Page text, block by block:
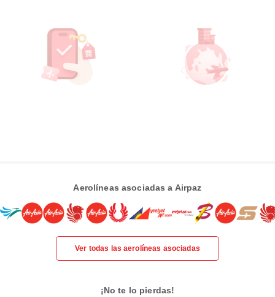
Aerolíneas asociadas a Airpaz
Ver todas las aerolíneas asociadas
¡No te lo pierdas!